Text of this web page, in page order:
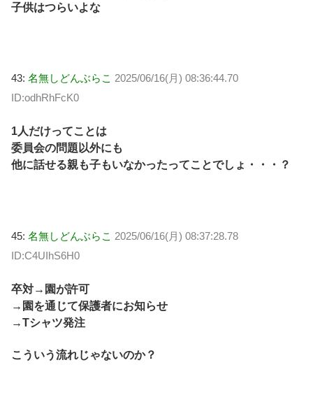
子供はつらいよな
43: 名無しどんぶらこ 2025/06/16(月) 08:36:44.70
ID:odhRhFcK0
1人だけってことは
委員会の問題以外にも
他に話せる親も子もいなかったってことでしょ・・・？
45: 名無しどんぶらこ 2025/06/16(月) 08:37:28.78
ID:C4UIhS6H0
卒対→園が許可
→園を通じて保護者にお知らせ
→Tシャツ発注
こういう流れじゃないのか？